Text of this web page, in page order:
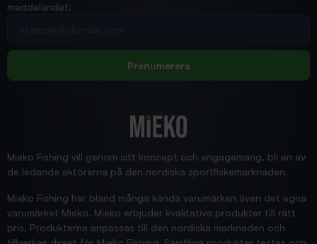
Jensa
meddelandet.
Prenumerera
Mieko Fishing vill genom sitt koncept och engagemang, bli en av
de ledande aktörerna på den nordiska sportfiskemarknaden.
Mieko Fishing har bland många kända varumärken även det egna
varumärket Mieko. Mieko erbjuder kvalitativa produkter till rätt
pris. Produkterna anpassas till den nordiska marknaden och